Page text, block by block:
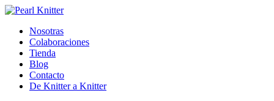
Nosotras
Colaboraciones
Tienda
Blog
Contacto
De Knitter a Knitter